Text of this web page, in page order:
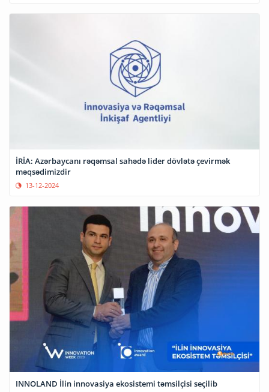
İRİA: Azərbaycanı rəqəmsal sahədə lider dövlətə çevirmək
məqsədimizdir
13-12-2024
INNOLAND İlin innovasiya ekosistemi təmsilçisi seçilib